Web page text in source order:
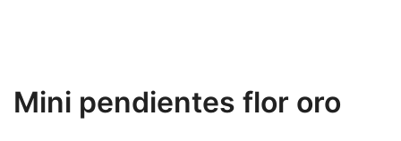
Mini pendientes flor oro